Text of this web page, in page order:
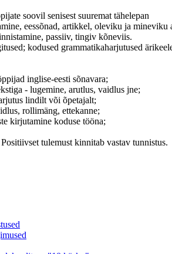
soovil senisest suuremat tähelepan
eessõnad, artikkel, oleviku ja
passiiv, tingiv kõneviis.
kodused grammatikaharjutused
inglise-eesti sõnavara;
- lugemine, arutlus, vaidlus jne;
lindilt või õpetajalt;
rollimäng, ettekanne;
kirjutamine koduse tööna;
tulemust kinnitab vastav tunnistus.